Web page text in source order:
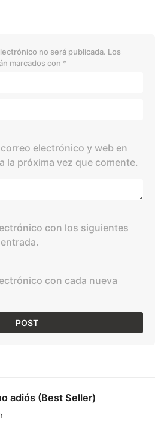
no será publicada. Los
marcados con *
electrónico y web en
la próxima vez que comente.
con los siguientes
con cada nueva
adiós (Best Seller)